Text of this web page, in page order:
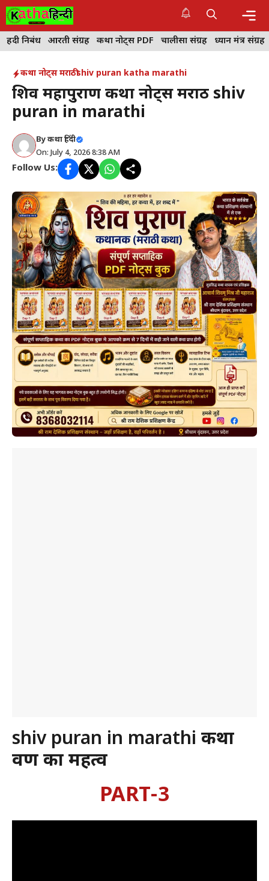
Skip
to
content
हिंदी निबंध आरती संग्रह कथा नोट्स PDF चालीसा संग्रह ध्यान मंत्र संग्रह
कथा नोट्स मराठीshiv puran katha marathi
शिव महापुराण कथा नोट्स मराठी shiv
puran in marathi
Byकथा हिंदी
On: July 4, 2026 8:38 AM
Follow Us:
shiv puran in marathi कथा
श्रवण का महत्व
PART-3